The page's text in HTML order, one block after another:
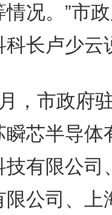
况。”市
科长卢少云
市政府
芯半导体
有限公司
公司、上